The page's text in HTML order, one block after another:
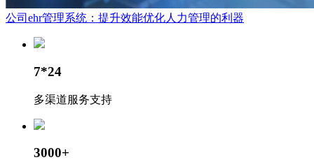
公司ehr管理系统：提升效能优化人力管理的利器
7*24
多渠道服务支持
3000+